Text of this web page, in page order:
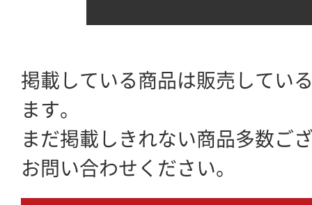
掲載している商品は販売してい
ます。
まだ掲載しきれない商品多数ご
お問い合わせください。